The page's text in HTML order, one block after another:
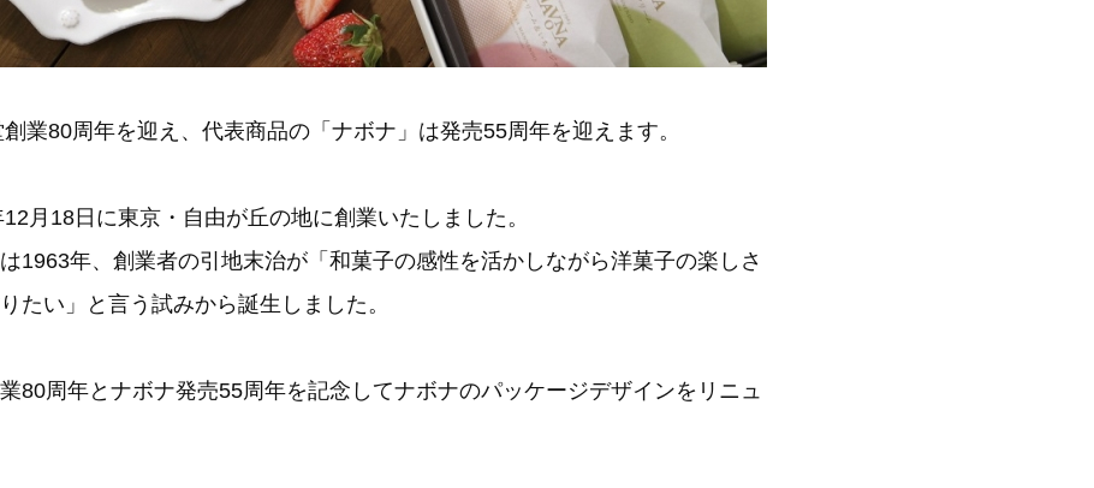
業80周年を迎え、代表商品の「ナボナ」は発売55周年を迎えます。
月18日に東京・自由が丘の地に創業いたしました。
1963年、創業者の引地末治が「和菓子の感性を活かしながら洋菓子の楽しさ
たい」と言う試みから誕生しました。
80周年とナボナ発売55周年を記念してナボナのパッケージデザインをリニュ